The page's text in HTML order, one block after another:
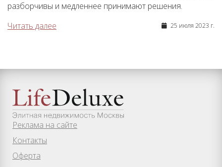
разборчивы и медленнее принимают решения.
Читать далее
25 июля 2023 г.
Реклама на сайте
Контакты
Оферта